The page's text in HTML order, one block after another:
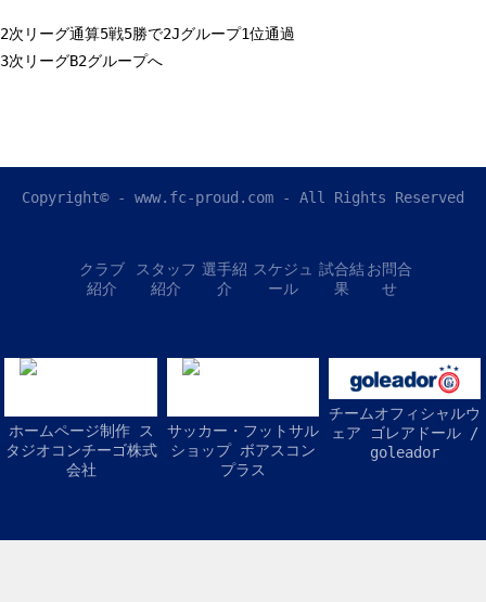
2次リーグ通算5戦5勝で2Jグループ1位通過
3次リーグB2グループへ
Copyright© - www.fc-proud.com - All Rights Reserved
クラブ
紹介
スタッフ
紹介
選手紹
介
スケジュ
ール
試合結
果
お問合
せ
ホームページ制作 ス
タジオコンチーゴ株式
会社
サッカー・フットサル
ショップ ボアスコン
プラス
チームオフィシャルウ
ェア ゴレアドール /
goleador